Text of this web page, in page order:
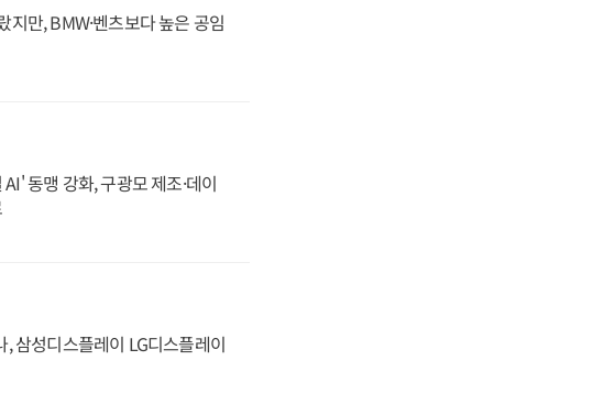
만, BMW·벤츠보다 높은 공임
동맹 강화, 구광모 제조·데이
삼성디스플레이 LG디스플레이